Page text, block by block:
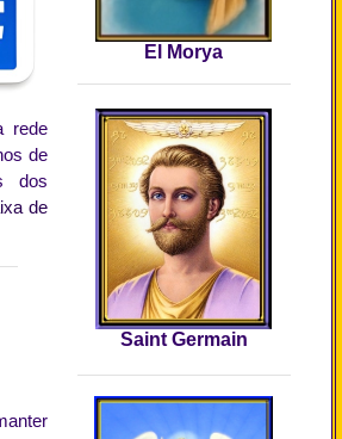
rede
de
dos
de
El Morya
Saint Germain